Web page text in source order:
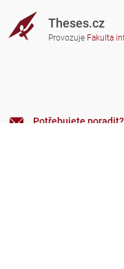
Theses.cz
Provozuje Fakulta
Potřebujete poradit?